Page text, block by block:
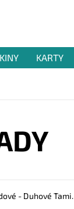
KARTY
- Duhové Tami.